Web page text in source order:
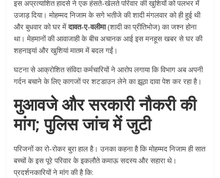
इस अप्रत्याशित हादसे ने एक हंसते-खेलते परिवार की खुशियों को पलभर में
उजाड़ दिया। मोहम्मद निजाम के सगे भतीजे की शादी मंगलवार को ही हुई थी
और बुधवार को घर मेंदावत-ए-वलीमा(शादी का प्रीतिभोज) का जश्न होना
था। मेहमानों की आवाजाही के बीच अचानक आई इस मनहूस खबर से घर की
शहनाइयां और खुशियां मातम में बदल गईं।
घटना से आक्रोशित संविदा कर्मचारियों ने आरोप लगाया कि विभाग अब अपनी
गर्दन बचाने के लिए कागजों पर शटडाउन लेने का झूठा दावा पेश कर रहा है।
मुआवजे और सरकारी नौकरी की
मांग; पुलिस जांच में जुटी
परिजनों का रो-रोकर बुरा हाल है। उनका कहना है कि मोहम्मद निजाम ही सात
बच्चों के इस पूरे परिवार के इकलौते कमाऊ सदस्य और सहारा थे।
प्रदर्शनकारियों ने मांग की है कि: